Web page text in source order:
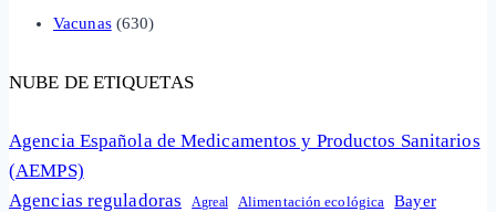
Vacunas(630)
NUBE DE ETIQUETAS
Agencia Española de Medicamentos y Productos Sanitarios
(AEMPS)
Agencias reguladoras
Agreal Alimentación ecológica Bayer